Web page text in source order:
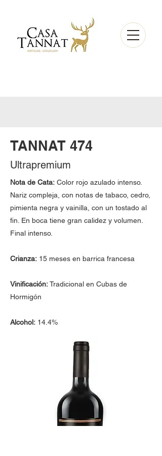
TANNAT 474
Ultrapremium
Nota de Cata: Color rojo azulado intenso.
Nariz compleja, con notas de tabaco, cedro,
pimienta negra y vainilla, con un tostado al
fin. En boca tiene gran calidez y volumen.
Final intenso.
Crianza: 15 meses en barrica francesa
Vinificación:Tradicional en Cubas de
Hormigón
Alcohol: 14.4%